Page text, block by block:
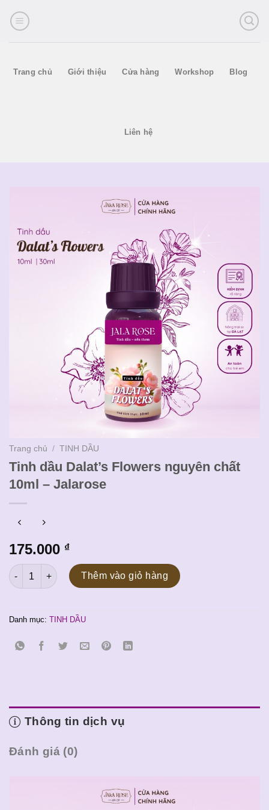
Trang chủ Giới thiệu Cửa hàng Workshop Blog
Liên hệ
Trang chủ / TINH DẦU
Tinh dầu Dalat’s Flowers nguyên chất
10ml – Jalarose
175.000 ₫
Tinh dầu Dalat's Flowers nguyên chất 10ml - Jalarose số lượng
Thêm vào giỏ hàng
Danh mục: TINH DẦU
Thông tin dịch vụ
Đánh giá (0)